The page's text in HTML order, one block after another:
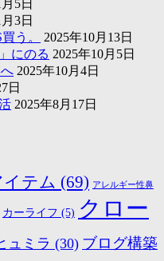
5日
3日
う。
2025年10月13日
にのる 2025年10月5日
2025年10月4日
日
2025年8月17日
イテム (69) アレルギー性鼻
カーライフ (5) クロー
ュミラ (30) ブログ構築